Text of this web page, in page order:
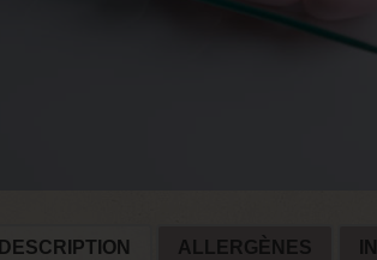
DESCRIPTION ALLERGÈNES